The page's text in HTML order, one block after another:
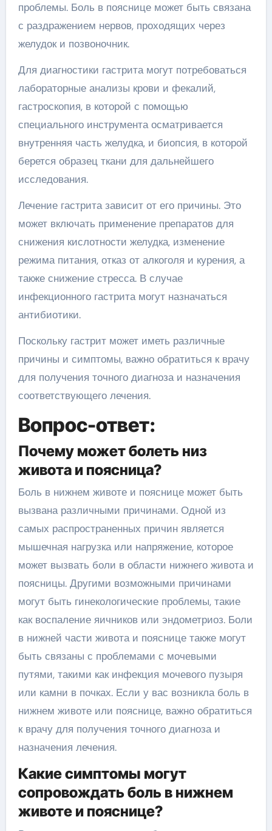
проблемы. Боль в пояснице может быть связана
с раздражением нервов, проходящих через
желудок и позвоночник.
Для диагностики гастрита могут потребоваться
лабораторные анализы крови и фекалий,
гастроскопия, в которой с помощью
специального инструмента осматривается
внутренняя часть желудка, и биопсия, в которой
берется образец ткани для дальнейшего
исследования.
Лечение гастрита зависит от его причины. Это
может включать применение препаратов для
снижения кислотности желудка, изменение
режима питания, отказ от алкоголя и курения, а
также снижение стресса. В случае
инфекционного гастрита могут назначаться
антибиотики.
Поскольку гастрит может иметь различные
причины и симптомы, важно обратиться к врачу
для получения точного диагноза и назначения
соответствующего лечения.
Вопрос-ответ:
Почему может болеть низ
живота и поясница?
Боль в нижнем животе и пояснице может быть
вызвана различными причинами. Одной из
самых распространенных причин является
мышечная нагрузка или напряжение, которое
может вызвать боли в области нижнего живота и
поясницы. Другими возможными причинами
могут быть гинекологические проблемы, такие
как воспаление яичников или эндометриоз. Боли
в нижней части живота и пояснице также могут
быть связаны с проблемами с мочевыми
путями, такими как инфекция мочевого пузыря
или камни в почках. Если у вас возникла боль в
нижнем животе или пояснице, важно обратиться
к врачу для получения точного диагноза и
назначения лечения.
Какие симптомы могут
сопровождать боль в нижнем
животе и пояснице?